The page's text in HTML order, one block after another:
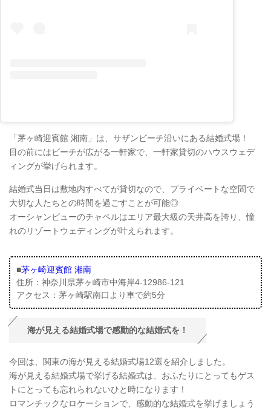
「茅ヶ崎迎賓館 湘南」は、サザンビーチ沿いにある結婚式場！
目の前にはビーチが広がる一軒家で、一軒家貸切のハウスウェデ
ィングが挙げられます。
結婚式当日は敷地内すべてが貸切なので、プライベートな空間で
大切な人たちとの時間を過ごすことが可能◎
オーシャンビューのチャペルはエリア最大級の天井高を誇り、憧
れのリゾートウェディングが叶えられます。
■茅ヶ崎迎賓館 湘南
住所：神奈川県茅ヶ崎市中海岸4-12986-121
アクセス：茅ヶ崎駅南口より車で約5分
海が見える結婚式場で感動的な結婚式を！
今回は、関東の海が見える結婚式場12選を紹介しました。
海が見える結婚式場で挙げる結婚式は、おふたりにとってもゲス
トにとっても忘れられないひと時になります！
ロマンチックなロケーションで、感動的な結婚式を挙げましょう